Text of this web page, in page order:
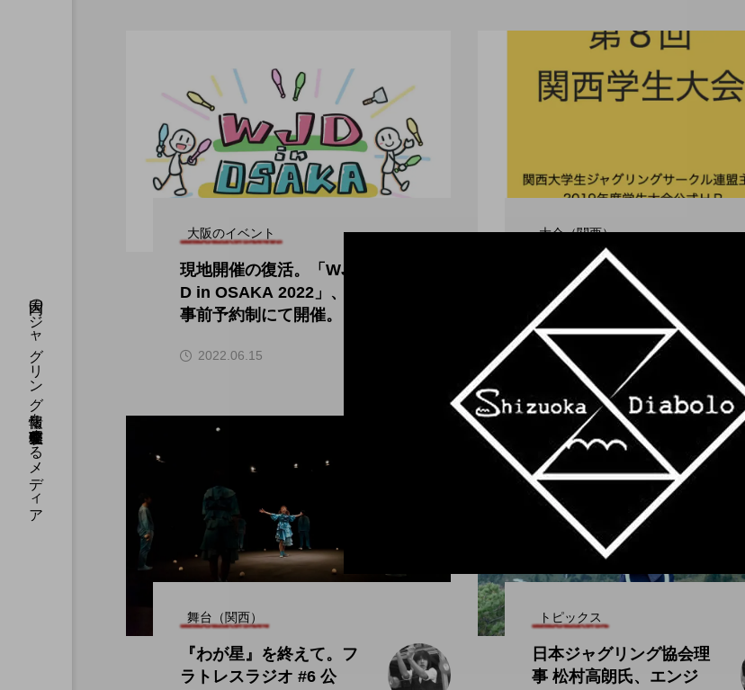
国内のジャグリング情報を収集・整理・発信するメディア
大阪のイベント
現地開催の復活。「WJ
D in OSAKA 2022」、
事前予約制にて開催。
2022.06.15
大会（関西）
「第８回 関西学生大
会」２０２０年３月８
日、西成区民センターに
て開催。
2019.12.20
舞台（関西）
『わが星』を終えて。フ
ラトレスラジオ #6 公
トピックス
日本ジャグリング協会理
事 松村高朗氏、エンジ